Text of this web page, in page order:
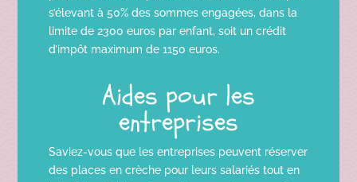
s’élevant à 50% des sommes engagées, dans la
limite de 2300 euros par enfant, soit un crédit
d’impôt maximum de 1150 euros.
Aides pour les
entreprises
Saviez-vous que les entreprises peuvent réserver
des places en crèche pour leurs salariés tout en